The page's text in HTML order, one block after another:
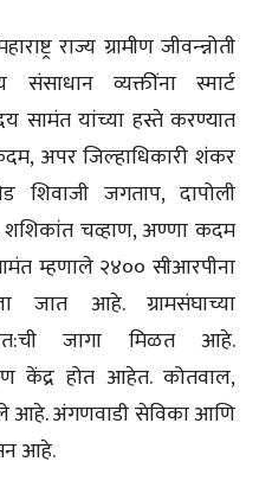
राज्य ग्रामीण जीवन्न्नोती
संसाधान व्यक्तींना स्मार्ट
सामंत यांच्या हस्ते करण्यात
अपर जिल्हाधिकारी शंकर
शिवाजी जगताप, दापोली
शशिकांत चव्हाण, अण्णा कदम
म्हणाले २४०० सीआरपीना
जात आहे. ग्रामसंघाच्या
जागा मिळत आहे.
केंद्र होत आहेत. कोतवाल,
आहे. अंगणवाडी सेविका आणि
आहे.